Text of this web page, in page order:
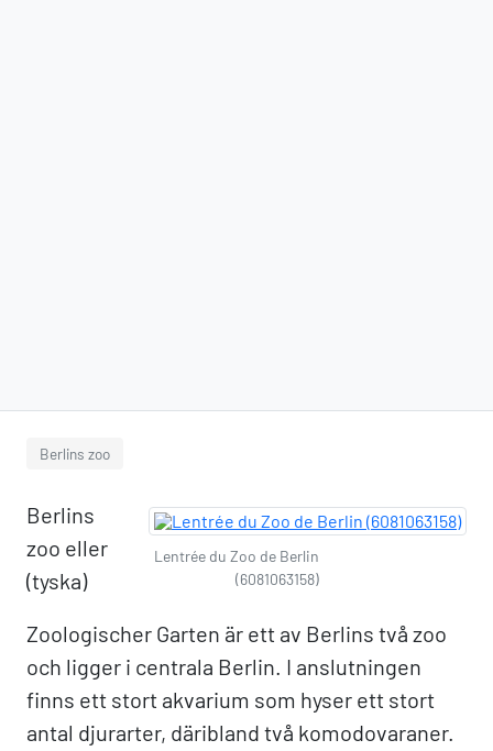
Berlins zoo
Lentrée du Zoo de Berlin
(6081063158)
Berlins
zoo eller
(tyska)
Zoologischer Garten är ett av Berlins två zoo
och ligger i centrala Berlin. I anslutningen
finns ett stort akvarium som hyser ett stort
antal djurarter, däribland två komodovaraner.